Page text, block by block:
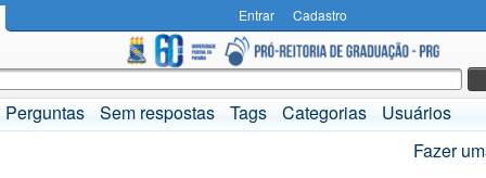
Entrar Cadastro
Perguntas Sem respostas Tags Categorias
Usuários
Fazer